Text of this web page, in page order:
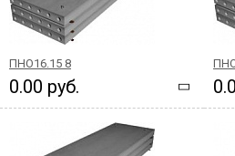
ПНО16.15 8
0.00 руб.